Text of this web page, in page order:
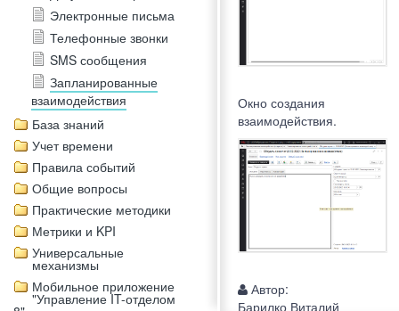
Электронные письма
Телефонные звонки
SMS сообщения
Запланированные
взаимодействия
База знаний
Учет времени
Правила событий
Общие вопросы
Практические методики
Метрики и KPI
Универсальные
механизмы
Мобильное приложение
"Управление IT-отделом
Окно создания
взаимодействия.
Автор:
Барилко Виталий